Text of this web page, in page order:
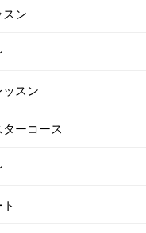
ン
スン
ーコース